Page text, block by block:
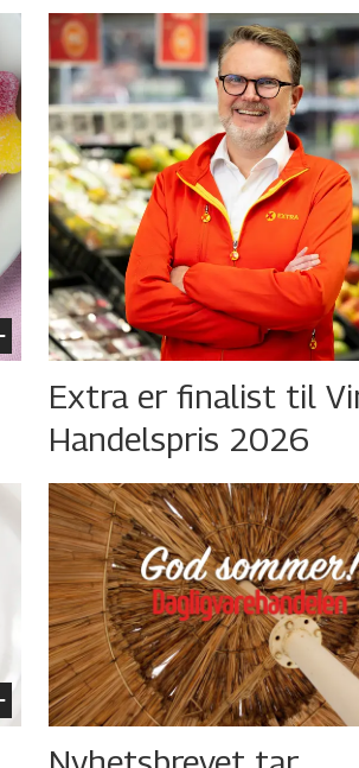
Extra er finalist til
Handelspris 2026